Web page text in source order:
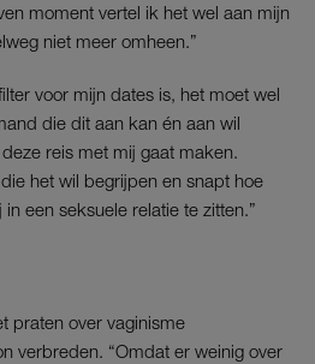
moment vertel ik het wel aan mijn
niet meer omheen.”
voor mijn dates is, het moet wel
die dit aan kan én aan wil
reis met mij gaat maken.
het wil begrijpen en snapt hoe
een seksuele relatie te zitten.”
praten over vaginisme
verbreden. “Omdat er weinig over